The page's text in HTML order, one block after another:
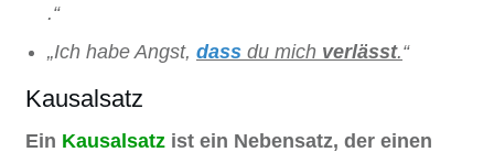
.“
„Ich habe Angst, dass du mich verlässt.“
Kausalsatz
Ein Kausalsatz ist ein Nebensatz, der einen